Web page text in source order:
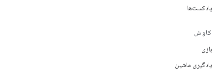
پادکست‌ها
کاوش
بازی
یادگیری ماشین